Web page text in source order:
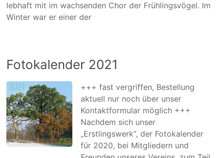
lebhaft mit im wachsenden Chor der Frühlingsvögel. Im
Winter war er einer der
Fotokalender 2021
+++ fast vergriffen, Bestellung
aktuell nur noch über unser
Kontaktformular möglich +++
Nachdem sich unser
„Erstlingswerk“, der Fotokalender
für 2020, bei Mitgliedern und